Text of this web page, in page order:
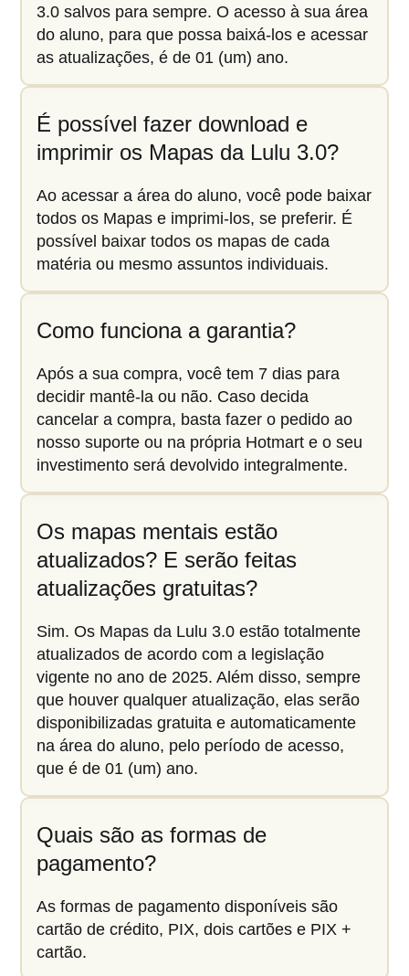
3.0 salvos para sempre. O acesso à sua área
do aluno, para que possa baixá-los e acessar
as atualizações, é de 01 (um) ano.
É possível fazer download e
imprimir os Mapas da Lulu 3.0?
Ao acessar a área do aluno, você pode baixar
todos os Mapas e imprimi-los, se preferir. É
possível baixar todos os mapas de cada
matéria ou mesmo assuntos individuais.
Como funciona a garantia?
Após a sua compra, você tem 7 dias para
decidir mantê-la ou não. Caso decida
cancelar a compra, basta fazer o pedido ao
nosso suporte ou na própria Hotmart e o seu
investimento será devolvido integralmente.
Os mapas mentais estão
atualizados? E serão feitas
atualizações gratuitas?
Sim. Os Mapas da Lulu 3.0 estão totalmente
atualizados de acordo com a legislação
vigente no ano de 2025. Além disso, sempre
que houver qualquer atualização, elas serão
disponibilizadas gratuita e automaticamente
na área do aluno, pelo período de acesso,
que é de 01 (um) ano.
Quais são as formas de
pagamento?
As formas de pagamento disponíveis são
cartão de crédito, PIX, dois cartões e PIX +
cartão.